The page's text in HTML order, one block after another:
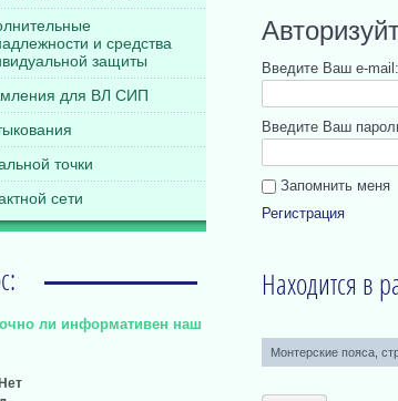
и средства
защиты
для ВЛ СИП
точки
сети
ли информативен наш
Нет
Введите Ваш e-mail:
Введите Ваш
Запомнить меня
Регистрация
Находится в
Монтерские пояса,